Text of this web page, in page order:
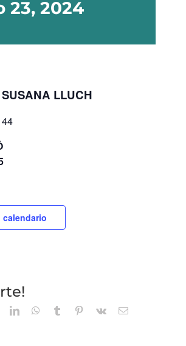
23, 2024
LLUCH
calendario
LinkedInWhatsApp
Tumblr Pinterest
Vk
Correo